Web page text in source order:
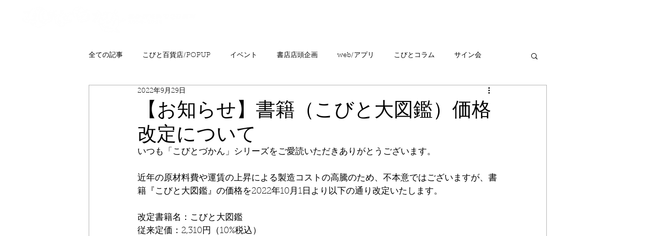
全ての記事 こびと百貨店/POPUP イベント 書店店頭企画 web/アプリ こびとコラム サイン会
プレゼント ニュース
こびとはくぶつかん FAQ こびとづかんの町つるぎ
【お知らせ】書籍（こびと大図鑑）価格
改定について
2022年9月29日
いつも「こびとづかん」シリーズをご愛読いただきありがとうございます。
近年の原材料費や運賃の上昇による製造コストの高騰のため、不本意ではございますが、書
籍『こびと大図鑑』の価格を2022年10月1日より以下の通り改定いたします。
改定書籍名：こびと大図鑑
従来定価：2,310円（10%税込）